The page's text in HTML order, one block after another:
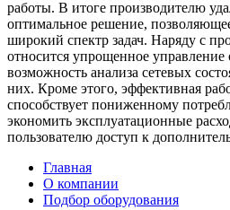
работы. В итоге производителю
оптимальное решение,
широкий спектр задач. Наряду с
относится упрощенное управление
возможность анализа сетевых
них. Кроме этого, эффективная
способствует пониженному
экономить эксплуатационные
пользователю доступ к
Главная
О компании
Подбор оборудования